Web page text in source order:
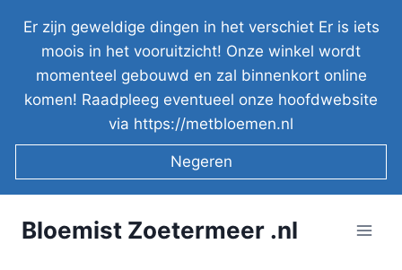
naar
inhoud
Er zijn geweldige dingen in het verschiet Er is iets
moois in het vooruitzicht! Onze winkel wordt
momenteel gebouwd en zal binnenkort online
komen! Raadpleeg eventueel onze hoofdwebsite
via https://metbloemen.nl
Negeren
Bloemist Zoetermeer .nl